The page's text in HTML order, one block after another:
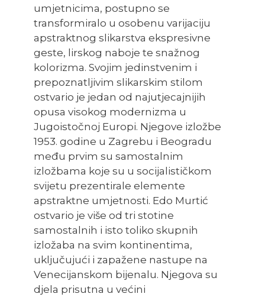
umjetnicima, postupno se
transformiralo u osobenu varijaciju
apstraktnog slikarstva ekspresivne
geste, lirskog naboje te snažnog
kolorizma. Svojim jedinstvenim i
prepoznatljivim slikarskim stilom
ostvario je jedan od najutjecajnijih
opusa visokog modernizma u
Jugoistočnoj Europi. Njegove izložbe
1953. godine u Zagrebu i Beogradu
među prvim su samostalnim
izložbama koje su u socijalističkom
svijetu prezentirale elemente
apstraktne umjetnosti. Edo Murtić
ostvario je više od tri stotine
samostalnih i isto toliko skupnih
izložaba na svim kontinentima,
uključujući i zapažene nastupe na
Venecijanskom bijenalu. Njegova su
djela prisutna u većini